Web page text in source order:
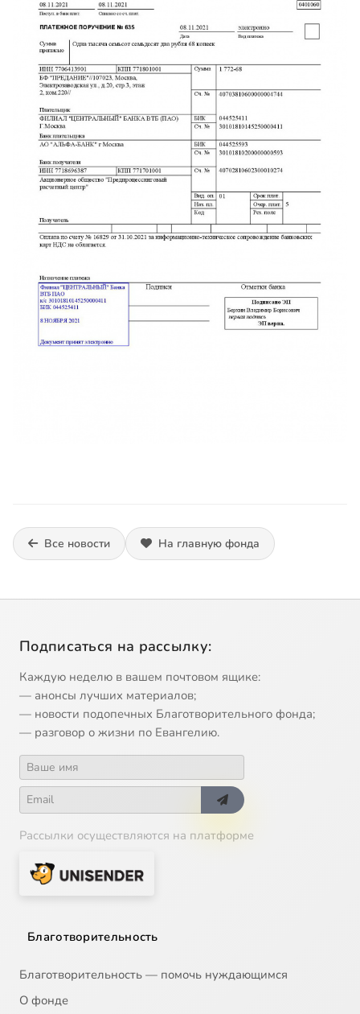
Все новости На главную фонда
Подписаться на рассылку:
Каждую неделю в вашем почтовом ящике:
— анонсы лучших материалов;
— новости подопечных Благотворительного фонда;
— разговор о жизни по Евангелию.
Рассылки осуществляются на платформе
Благотворительность
Благотворительность — помочь нуждающимся
О фонде